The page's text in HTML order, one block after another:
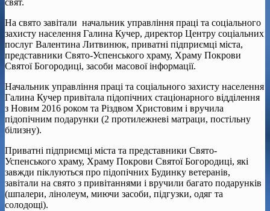
свят.
На свято завітали начальник управління праці та соціального
захисту населення Галина Кучер, директор Центру соціальних
послуг Валентина Литвинюк, приватні підприємці міста,
представники Свято-Успенського храму, Храму Покрови
Святої Богородиці, засоби масової інформації.
Начальник управління праці та соціального захисту населення
Галина Кучер привітала підопічних стаціонарного відділення
з Новим 2016 роком та Різдвом Христовим і вручила
підопічним подарунки (2 протилежневі матраци, постільну
білизну).
Приватні підприємці міста та представники Свято-
Успенського храму, Храму Покрови Святої Богородиці, які
завжди піклуються про підопічних Будинку ветеранів,
завітали на свято з привітаннями і вручили багато подарунків
(шпалери, лінолеум, миючи засоби, підгузки, одяг та
солодощі).